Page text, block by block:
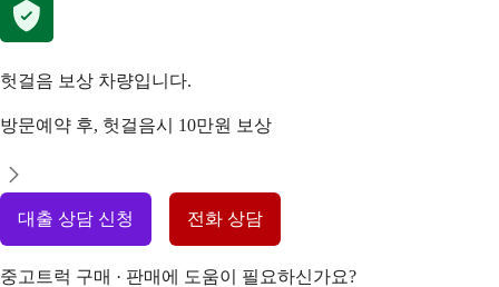
헛걸음 보상 차량입니다.
방문예약 후, 헛걸음시 10만원 보상
대출 상담 신청 전화 상담
중고트럭 구매 · 판매에 도움이 필요하신가요?